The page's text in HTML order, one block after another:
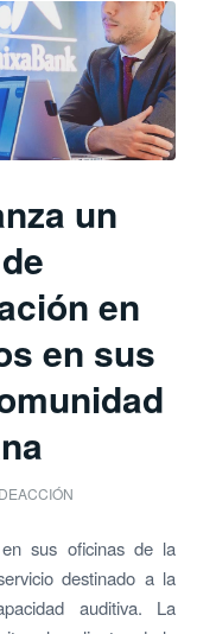
un
en
en sus
sus oficinas de la
destinado a la
auditiva. La